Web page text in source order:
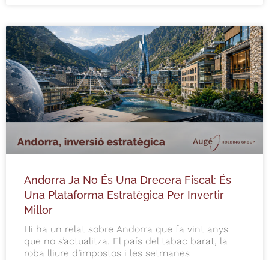
Andorra Ja No És Una Drecera Fiscal: És
Una Plataforma Estratègica Per Invertir
Millor
Hi ha un relat sobre Andorra que fa vint anys
que no s’actualitza. El país del tabac barat, la
roba lliure d’impostos i les setmanes